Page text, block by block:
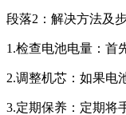
段落2：解决方法及
1.检查电池电量：首
2.调整机芯：如果电
3.定期保养：定期将